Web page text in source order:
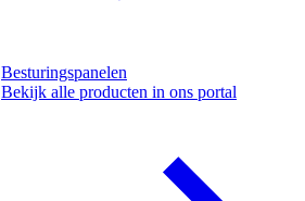
Besturingspanelen
Bekijk alle producten in ons portal